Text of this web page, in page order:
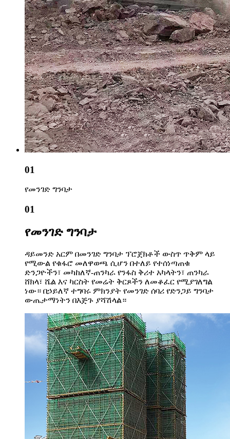
01
የመንገድ ግንባታ
01
የመንገድ ግንባታ
ዳይመንድ አርም በመንገድ ግንባታ ፕሮጀክቶች ውስጥ ጥቅም ላይ
የሚውል የቁፋሮ መለዋወጫ ሲሆን በተለይ የተሰነጣጠቁ
ድንጋዮችን፣ መካከለኛ-ጠንካራ የንፋስ ቅሪተ አካላትን፣ ጠንካራ
ሸክላ፣ ሼል እና ካርስት የመሬት ቅርጾችን ለመቆፈር የሚያገለግል
ነው። በኃይለኛ ተግባሩ ምክንያት የመንገድ ሰባሪ የድንጋይ ግንባታ
ውጤታማነትን በእጅጉ ያሻሽላል።